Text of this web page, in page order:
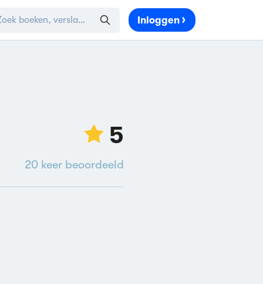
Inloggen
5
20 keer beoordeeld